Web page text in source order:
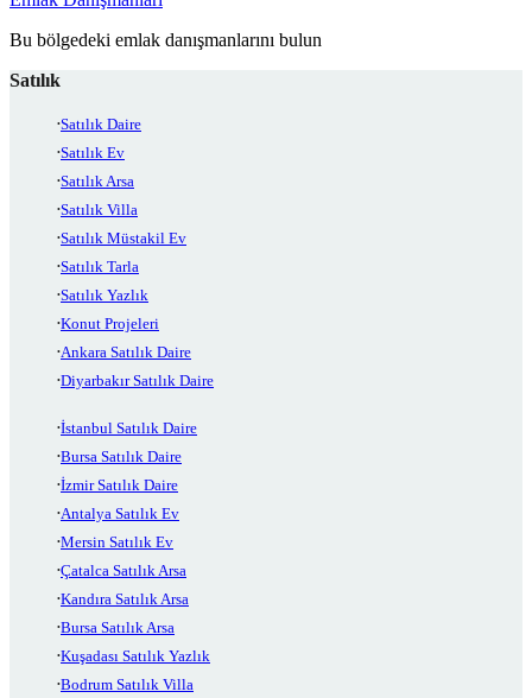
Bu bölgedeki emlak danışmanlarını bulun
Satılık
Satılık Daire
Satılık Ev
Satılık Arsa
Satılık Villa
Satılık Müstakil Ev
Satılık Tarla
Satılık Yazlık
Konut Projeleri
Ankara Satılık Daire
Diyarbakır Satılık Daire
İstanbul Satılık Daire
Bursa Satılık Daire
İzmir Satılık Daire
Antalya Satılık Ev
Mersin Satılık Ev
Çatalca Satılık Arsa
Kandıra Satılık Arsa
Bursa Satılık Arsa
Kuşadası Satılık Yazlık
Bodrum Satılık Villa